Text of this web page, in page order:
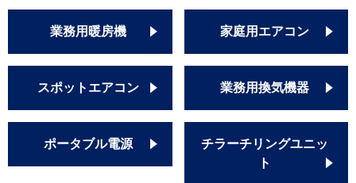
業務用暖房機 家庭用エアコン
スポットエアコン 業務用換気機器
ポータブル電源
チラーチリングユニッ
ト